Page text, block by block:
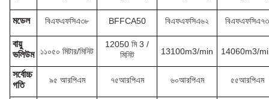
মডেল বিএফএফসিএ৩৮ BFFCA50 বিএফএফসিএ৬২ বিএফএফসিএ৭৩
বায়ু
ভলিউম
১১০৫০ মিটার/মিনিট
12050 মি 3 /
মিনিট
13100m3/min 14060m3/
সর্বোচ্চ
গতি
৯৫ আরপিএম ৭৫আরপিএম ৬০আরপিএম ৫৫আরপিএম